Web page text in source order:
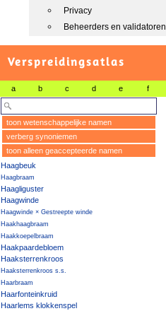
Privacy
Beheerders en validatoren
Verspreidingsatlas
a b c d e f
toon wetenschappelijke namen
verberg synoniemen
toon alleen geaccepteerde namen
Haagbeuk
Haagbraam
Haagliguster
Haagwinde
Haagwinde × Gestreepte winde
Haakhaagbraam
Haakkoepelbraam
Haakpaardebloem
Haaksterrenkroos
Haaksterrenkroos s.s.
Haarbraam
Haarfonteinkruid
Haarlems klokkenspel